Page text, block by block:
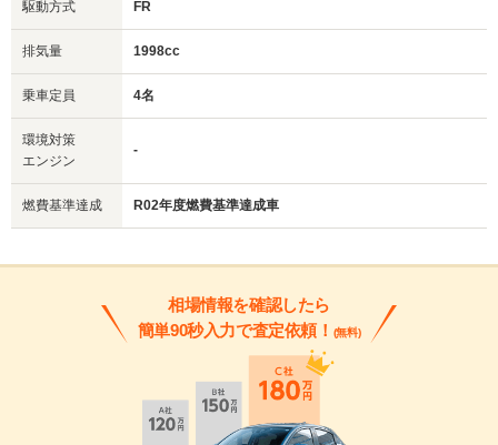
駆動方式 FR
排気量 1998cc
乗車定員 4名
環境対策
エンジン
-
燃費基準達成 R02年度燃費基準達成車
相場情報を確認したら
簡単90秒入力で査定依頼！ (無料)